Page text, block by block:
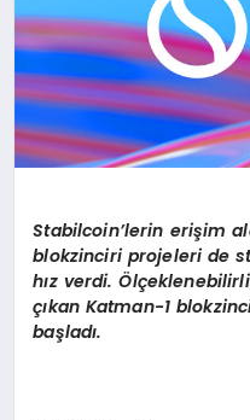
SAĞLIK
Stabilcoin’lerin erişim
blokzinciri projeleri de
hız verdi.
çıkan Katman-1
başladı.